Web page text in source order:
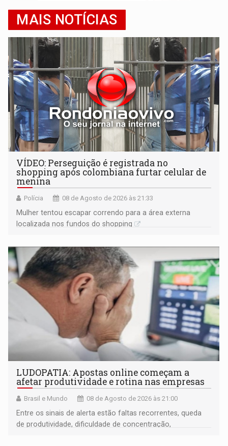
MAIS NOTÍCIAS
VÍDEO: Perseguição é registrada no
shopping após colombiana furtar celular de
menina
Polícia 08 de Agosto de 2026 às 21:33
Mulher tentou escapar correndo para a área externa
localizada nos fundos do shopping
LUDOPATIA: Apostas online começam a
afetar produtividade e rotina nas empresas
Brasil e Mundo 08 de Agosto de 2026 às 21:00
Entre os sinais de alerta estão faltas recorrentes, queda
de produtividade, dificuldade de concentração,